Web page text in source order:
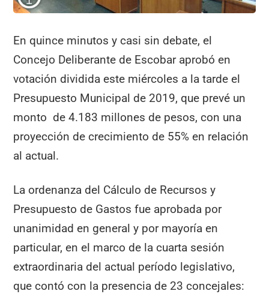
En quince minutos y casi sin debate, el
Concejo Deliberante de Escobar aprobó en
votación dividida este miércoles a la tarde el
Presupuesto Municipal de 2019, que prevé un
monto de 4.183 millones de pesos, con una
proyección de crecimiento de 55% en relación
al actual.
La ordenanza del Cálculo de Recursos y
Presupuesto de Gastos fue aprobada por
unanimidad en general y por mayoría en
particular, en el marco de la cuarta sesión
extraordinaria del actual período legislativo,
que contó con la presencia de 23 concejales: